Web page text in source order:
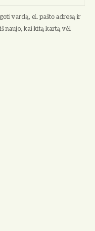
vardą, el. pašto adresą ir
naujo, kai kitą kartą vėl